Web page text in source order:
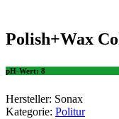
Polish+Wax
pH-Wert: 8
Hersteller: Sonax
Kategorie: Politur